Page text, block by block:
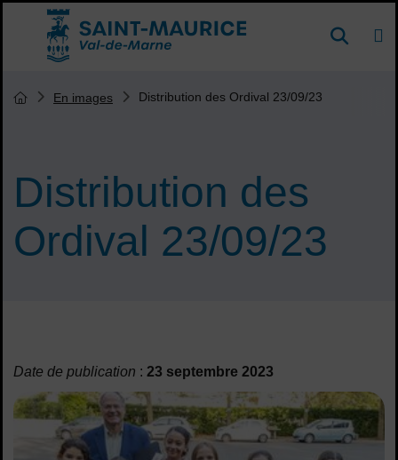
Menu de raccourcis
Accueil ville de Saint-Maurice DE
Distribution des
Ordival 23/09/23
Vous êtes ici :
Page d'accueil du site
En images Distribution des Ordival 23/09/23
Date de publication : 23 septembre 2023